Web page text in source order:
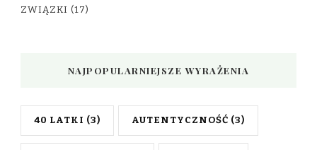
ZWIĄZKI (17)
NAJPOPULARNIEJSZE WYRAŻENIA
40 LATKI (3) AUTENTYCZNOŚĆ (3)